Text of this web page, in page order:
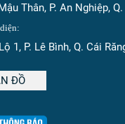
Thân, P. An Nghiệp,
1, P. Lê Bình, Q. Cái
ĐỒ